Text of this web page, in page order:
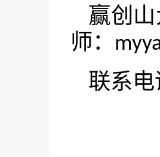
赢创
师：
联系